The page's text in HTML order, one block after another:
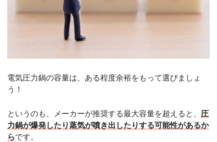
電気圧力鍋の容量は、ある程度余裕をもって選びましょ
う！
というのも、メーカーが推奨する最大容量を超えると、 圧
力鍋が爆発したり蒸気が噴き出したりする可能性があるか
らです。